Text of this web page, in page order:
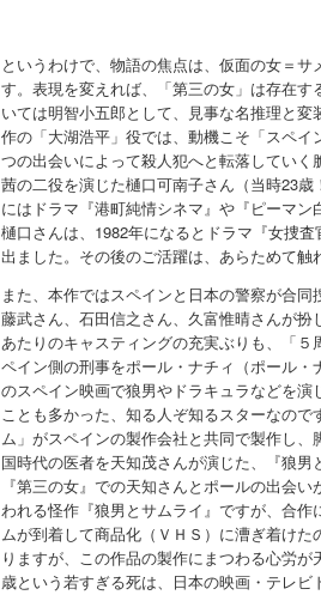
というわけで、物語の焦点は、仮面の女＝
す。表現を変えれば、「第三の女」は存在
いては明智小五郎として、見事な名推理と
作の「大湖浩平」役では、動機こそ「スペ
つの出会いによって殺人犯へと転落してい
茜の二役を演じた樋口可南子さん（当時23
にはドラマ『港町純情シネマ』や『ピーマ
樋口さんは、1982年になるとドラマ『女捜
出ました。その後のご活躍は、あらためて触
また、本作ではスペインと日本の警察が合
藤武さん、石田信之さん、久富惟晴さんが
あたりのキャスティングの充実ぶりも、「
ペイン側の刑事をポール・ナチィ（ポール
のスペイン映画で狼男やドラキュラなどを
ことも多かった、知る人ぞ知るスターなの
ム」がスペインの製作会社と共同で製作し
国時代の医者を天知茂さんが演じた、『狼
『第三の女』での天知さんとポールの出会
われる怪作『狼男とサムライ』ですが、合
ムが到着して商品化（ＶＨＳ）に漕ぎ着け
りますが、この作品の製作にまつわる心労
歳という若すぎる死は、日本の映画・テレビ